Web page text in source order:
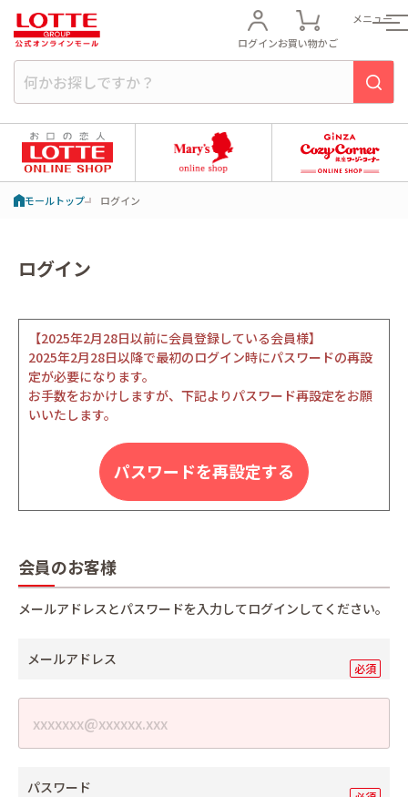
ログインお買い物かご
メニュー
モールトップ ログイン
ログイン
【2025年2月28日以前に会員登録している会員様】
2025年2月28日以降で最初のログイン時にパスワードの再設
定が必要になります。
お手数をおかけしますが、下記よりパスワード再設定をお願
いいたします。
パスワードを再設定する
会員のお客様
メールアドレスとパスワードを入力してログインしてください。
メールアドレス
パスワード